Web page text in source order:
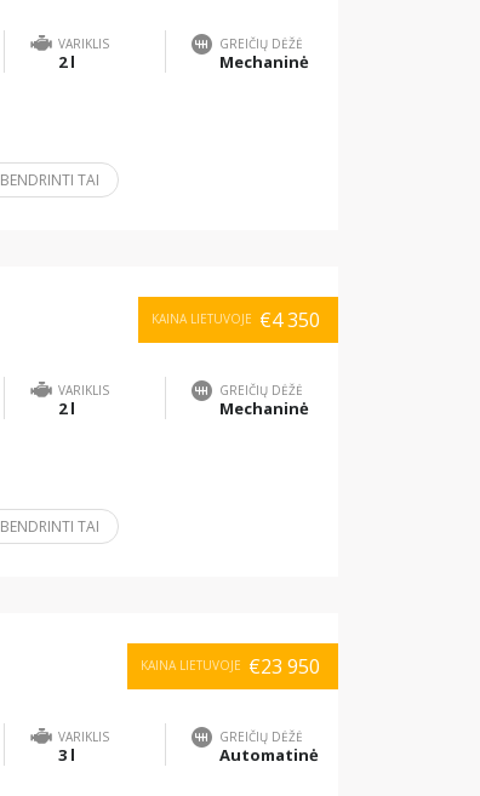
VARIKLIS
2 l
GREIČIŲ DĖŽĖ
Mechaninė
BENDRINTI TAI
KAINA LIETUVOJE €4 350
VARIKLIS
2 l
GREIČIŲ DĖŽĖ
Mechaninė
BENDRINTI TAI
KAINA LIETUVOJE €23 950
VARIKLIS
3 l
GREIČIŲ DĖŽĖ
Automatinė